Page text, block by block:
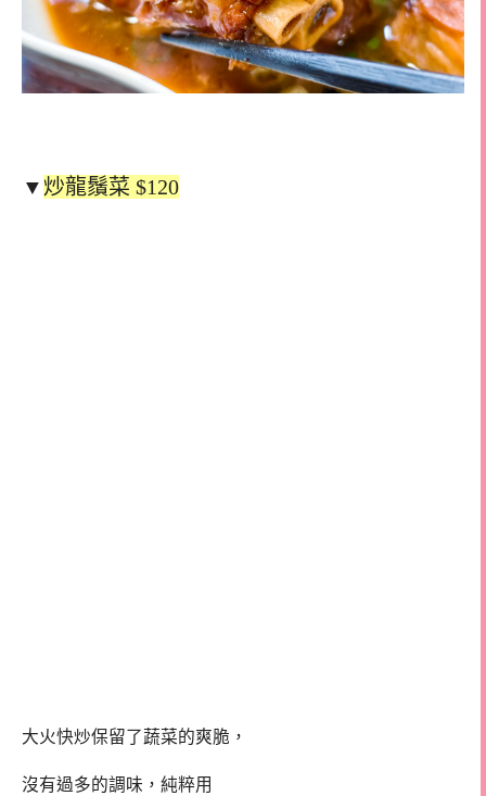
▼炒龍鬚菜 $120
大火快炒保留了蔬菜的爽脆，
沒有過多的調味，純粹用